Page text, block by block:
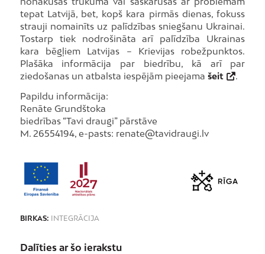
tepat Latvijā, bet, kopš kara pirmās dienas, fokuss
strauji nomainīts uz palīdzības sniegšanu Ukrainai.
Tostarp tiek nodrošināta arī palīdzība Ukrainas
kara bēgļiem Latvijas – Krievijas robežpunktos.
Plašāka informācija par biedrību, kā arī par
ziedošanas un atbalsta iespējām pieejama šeit
.
Papildu informācija:
Renāte Grundštoka
biedrības “Tavi draugi” pārstāve
M. 26554194, e-pasts: renate@tavidraugi.lv
BIRKAS: INTEGRĀCIJA
Dalīties ar šo ierakstu